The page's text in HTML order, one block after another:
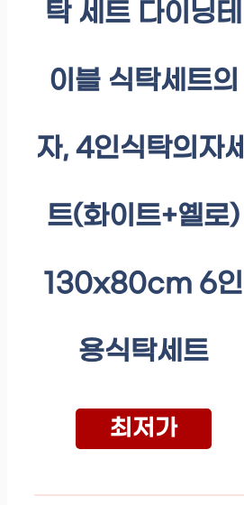
탁 세트 다이닝테
이블 식탁세트의
자, 4인식탁의자세
트(화이트+옐로)
130x80cm 6인
용식탁세트
최저가